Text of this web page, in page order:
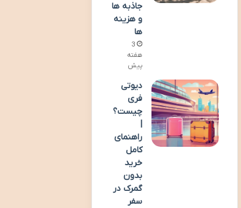
جاذبه ها
و هزینه
ها
3
هفته
پیش
دیوتی
فری
چیست؟
|
راهنمای
کامل
خرید
بدون
گمرک در
سفر